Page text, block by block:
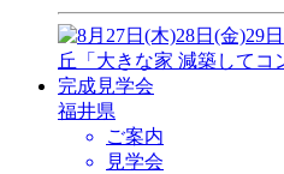
福井県
ご案内
見学会